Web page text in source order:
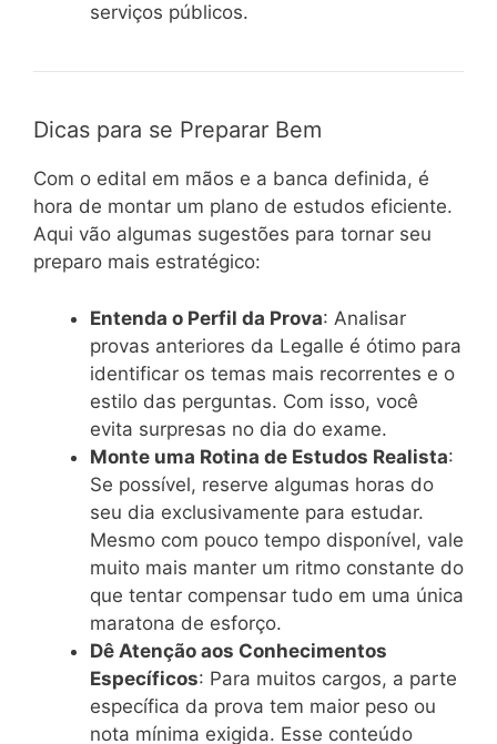
serviços públicos.
Dicas para se Preparar Bem
Com o edital em mãos e a banca definida, é
hora de montar um plano de estudos eficiente.
Aqui vão algumas sugestões para tornar seu
preparo mais estratégico:
Entenda o Perfil da Prova: Analisar
provas anteriores da Legalle é ótimo para
identificar os temas mais recorrentes e o
estilo das perguntas. Com isso, você
evita surpresas no dia do exame.
Monte uma Rotina de Estudos Realista:
Se possível, reserve algumas horas do
seu dia exclusivamente para estudar.
Mesmo com pouco tempo disponível, vale
muito mais manter um ritmo constante do
que tentar compensar tudo em uma única
maratona de esforço.
Dê Atenção aos Conhecimentos
Específicos: Para muitos cargos, a parte
específica da prova tem maior peso ou
nota mínima exigida. Esse conteúdo